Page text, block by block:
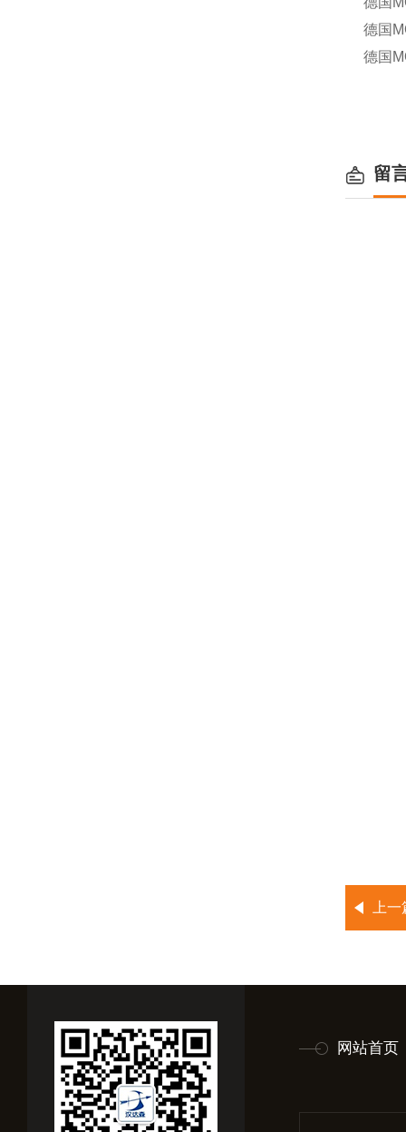
德国
德国
留
上
网站首页